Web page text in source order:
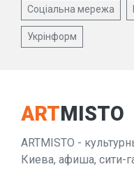
Соціальна мережа
Укрінформ
ARTMISTO
ARTMISTO -
Киева, афиша, сити-